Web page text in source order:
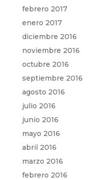
febrero 2017
enero 2017
diciembre 2016
noviembre 2016
octubre 2016
septiembre 2016
agosto 2016
julio 2016
junio 2016
mayo 2016
abril 2016
marzo 2016
febrero 2016